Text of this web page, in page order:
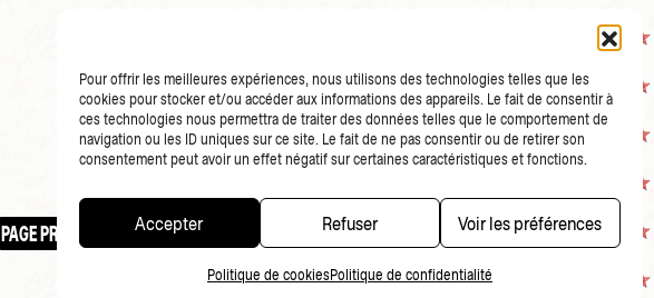
Pour offrir les meilleures expériences, nous utilisons des technologies telles que les
cookies pour stocker et/ou accéder aux informations des appareils. Le fait de consentir à
ces technologies nous permettra de traiter des données telles que le comportement de
navigation ou les ID uniques sur ce site. Le fait de ne pas consentir ou de retirer son
consentement peut avoir un effet négatif sur certaines caractéristiques et fonctions.
Accepter Refuser Voir les préférences
Politique de cookiesPolitique de confidentialité
PAGE PRÉCÉDENTE